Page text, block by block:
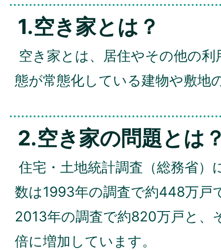
1.空き家とは？
空き家とは、居住やその他の
態が常態化している建物や敷地
2.空き家の問題とは
住宅・土地統計調査（総務省）
数は1993年の調査で約448万戸
2013年の調査で約820万戸と、
倍に増加しています。